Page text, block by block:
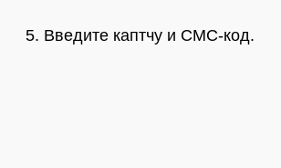
Введите каптчу и СМС-код.